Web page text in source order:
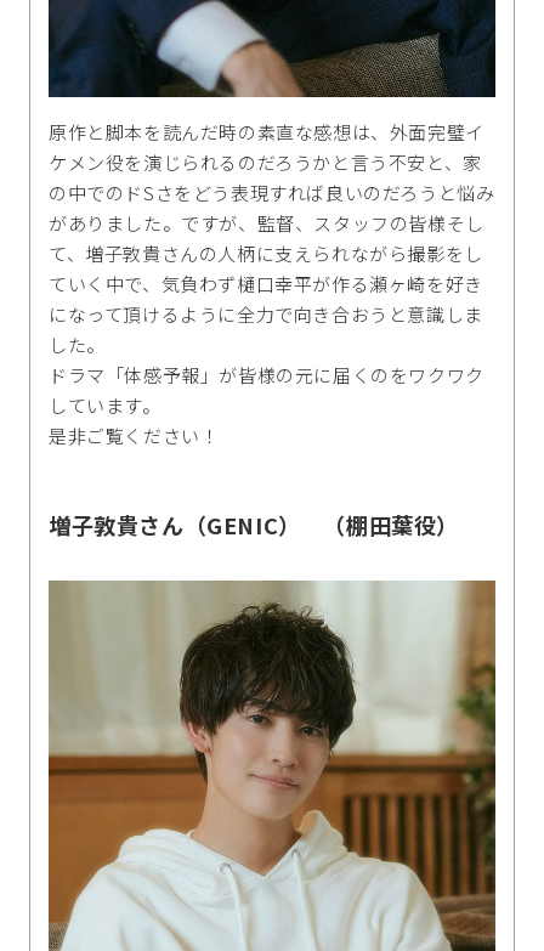
原作と脚本を読んだ時の素直な感想は、外面完璧イ
ケメン役を演じられるのだろうかと言う不安と、家
の中でのドSさをどう表現すれば良いのだろうと悩み
がありました。ですが、監督、スタッフの皆様そし
て、増子敦貴さんの人柄に支えられながら撮影をし
ていく中で、気負わず樋口幸平が作る瀬ヶ崎を好き
になって頂けるように全力で向き合おうと意識しま
した。
ドラマ「体感予報」が皆様の元に届くのをワクワク
しています。
是非ご覧ください！
増子敦貴さん（GENIC） （棚田葉役）